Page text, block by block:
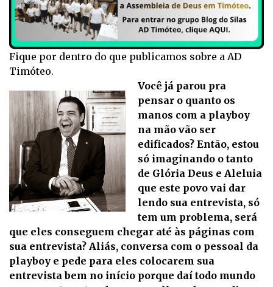
Fique por dentro do que publicamos sobre a AD
Timóteo.
Você já parou pra
pensar o quanto os
manos com a playboy
na mão vão ser
edificados? Então, estou
só imaginando o tanto
de Glória Deus e Aleluia
que este povo vai dar
lendo sua entrevista, só
tem um problema, será
que eles conseguem chegar até às páginas com
sua entrevista? Aliás, conversa com o pessoal da
playboy e pede para eles colocarem sua
entrevista bem no início porque daí todo mundo